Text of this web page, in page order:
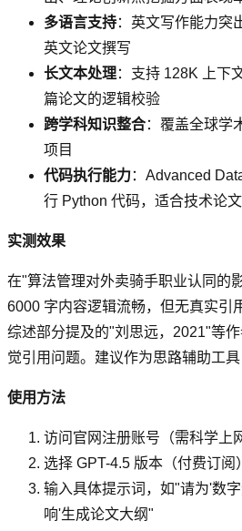
多语言支持：英文写作能力突
英文论文撰写
长文本处理：支持 128K 上下
篇论文的逻辑校验
跨学科知识整合：覆盖全球学
项目
代码执行能力：Advanced
行 Python 代码，适合技术论
实测效果
在"算法管理对外卖骑手职业认同的
6000 字内容逻辑流畅，但无真实引
综述部分提及的"刘思远，2021"等
觉引用问题。建议作为思路辅助工具
使用方法
访问官网注册账号（需科学上
选择 GPT-4.5 版本（付费订阅）
输入具体提示词，如"请为'数
响'生成论文大纲"